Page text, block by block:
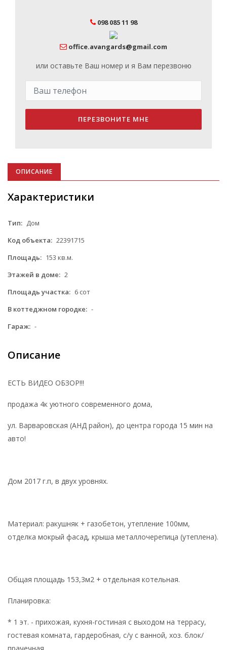
098 085 11 98
office.avangards@gmail.com
или оставьте Ваш номер и я Вам перезвоню
ПЕРЕЗВОНИТЕ МНЕ
ОПИСАНИЕ
Характеристики
Тип: Дом
Код объекта: 22391715
Площадь: 153 кв.м.
Этажей в доме: 2
Площадь участка: 6 сот
В коттеджном городке: -
Гараж: -
Описание
ЕСТЬ ВИДЕО ОБЗОР!!!
продажа 4к уютного современного дома,
ул. Варваровская (АНД район), до центра города 15 мин на
авто!
Дом 2017 г.п, в двух уровнях.
Материал: ракушняк + газобетон, утепление 100мм,
отделка мокрый фасад, крыша металлочерепица (утеплена).
Общая площадь 153,3м2 + отдельная котельная.
Планировка:
* 1 эт. - прихожая, кухня-гостиная с выходом на террасу,
гостевая комната, гардеробная, с/у с ванной, хоз. блок/
прачечная.